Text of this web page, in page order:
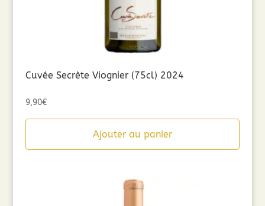
Cuvée Secrète Viognier (75cl) 2024
9,90€
Ajouter au panier